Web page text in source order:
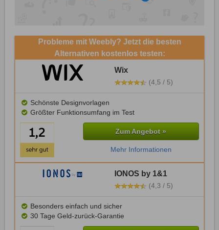
Probleme mit Weebly? Jetzt die besten
Alternativen kostenlos testen:
Wix
(4,5 / 5)
Schönste Designvorlagen
Größter Funktionsumfang im Test
Zum Angebot »
Mehr Informationen
IONOS by 1&1
(4,3 / 5)
Besonders einfach und sicher
30 Tage Geld-zurück-Garantie